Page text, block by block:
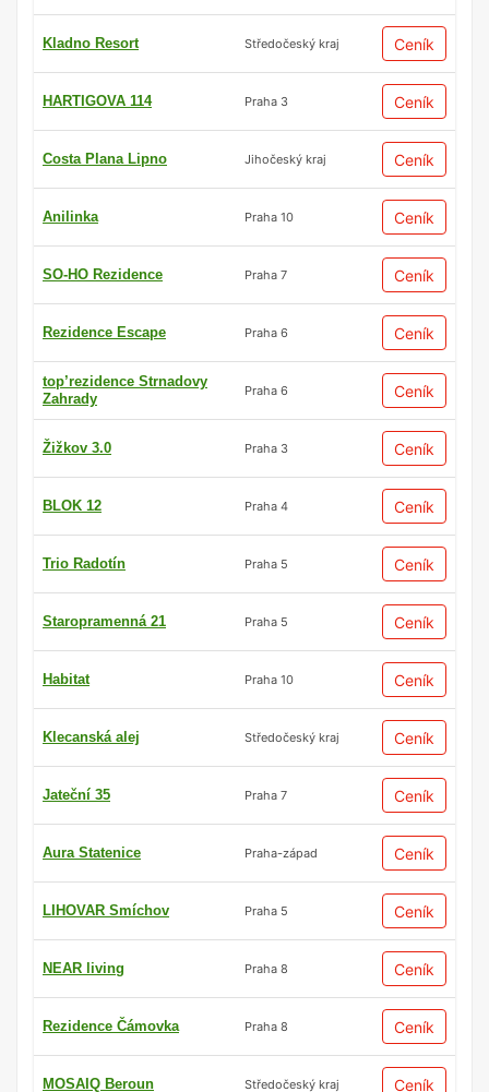
Kladno Resort Středočeský kraj Ceník
HARTIGOVA 114 Praha 3 Ceník
Costa Plana Lipno Jihočeský kraj Ceník
Anilinka Praha 10 Ceník
SO-HO Rezidence Praha 7 Ceník
Rezidence Escape Praha 6 Ceník
top’rezidence Strnadovy
Zahrady
Praha 6 Ceník
Žižkov 3.0 Praha 3 Ceník
BLOK 12 Praha 4 Ceník
Trio Radotín Praha 5 Ceník
Staropramenná 21 Praha 5 Ceník
Habitat Praha 10 Ceník
Klecanská alej Středočeský kraj Ceník
Jateční 35 Praha 7 Ceník
Aura Statenice Praha-západ Ceník
LIHOVAR Smíchov Praha 5 Ceník
NEAR living Praha 8 Ceník
Rezidence Čámovka Praha 8 Ceník
MOSAIQ Beroun Středočeský kraj Ceník